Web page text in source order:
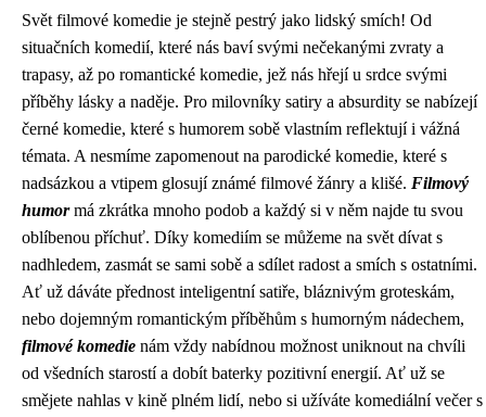
Svět filmové komedie je stejně pestrý jako lidský smích! Od
situačních komedií, které nás baví svými nečekanými zvraty a
trapasy, až po romantické komedie, jež nás hřejí u srdce svými
příběhy lásky a naděje. Pro milovníky satiry a absurdity se nabízejí
černé komedie, které s humorem sobě vlastním reflektují i vážná
témata. A nesmíme zapomenout na parodické komedie, které s
nadsázkou a vtipem glosují známé filmové žánry a klišé. Filmový
humormá zkrátka mnoho podob a každý si v něm najde tu svou
oblíbenou příchuť. Díky komediím se můžeme na svět dívat s
nadhledem, zasmát se sami sobě a sdílet radost a smích s ostatními.
Ať už dáváte přednost inteligentní satiře, bláznivým groteskám,
nebo dojemným romantickým příběhům s humorným nádechem,
filmové komedie nám vždy nabídnou možnost uniknout na chvíli
od všedních starostí a dobít baterky pozitivní energií. Ať už se
smějete nahlas v kině plném lidí, nebo si užíváte komediální večer s